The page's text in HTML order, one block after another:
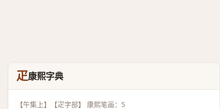
疋康熙字典
【午集上】【疋字部】 康熙笔画：5